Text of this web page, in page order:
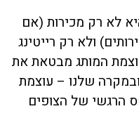
לא רק מכירות (אם
ולא רק רייטינג
המותג מבטאת את
שלנו – עוצמת
ביחס הרגשי של הצופים